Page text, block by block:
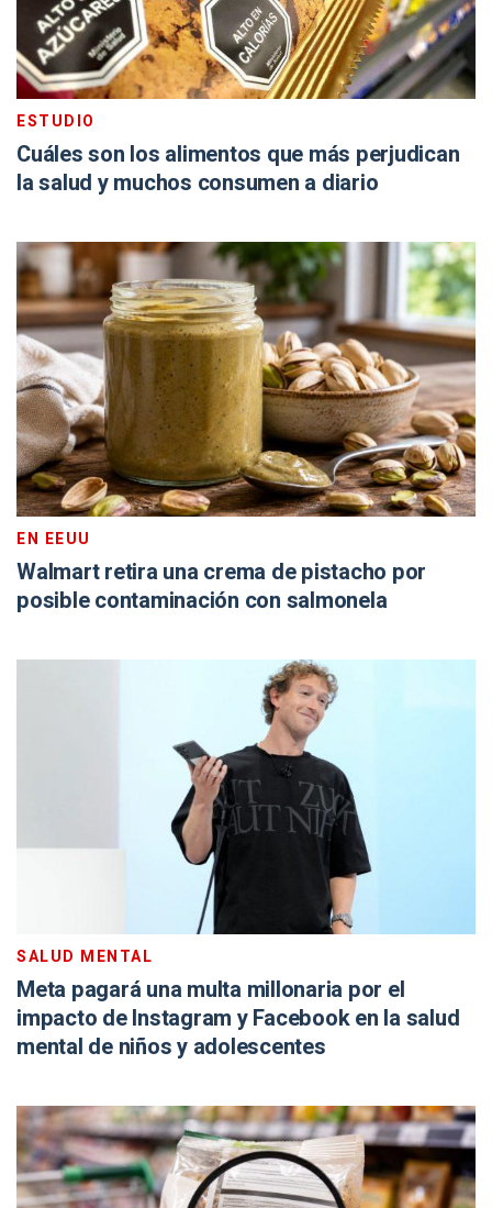
ESTUDIO
Cuáles son los alimentos que más perjudican
la salud y muchos consumen a diario
EN EEUU
Walmart retira una crema de pistacho por
posible contaminación con salmonela
SALUD MENTAL
Meta pagará una multa millonaria por el
impacto de Instagram y Facebook en la salud
mental de niños y adolescentes